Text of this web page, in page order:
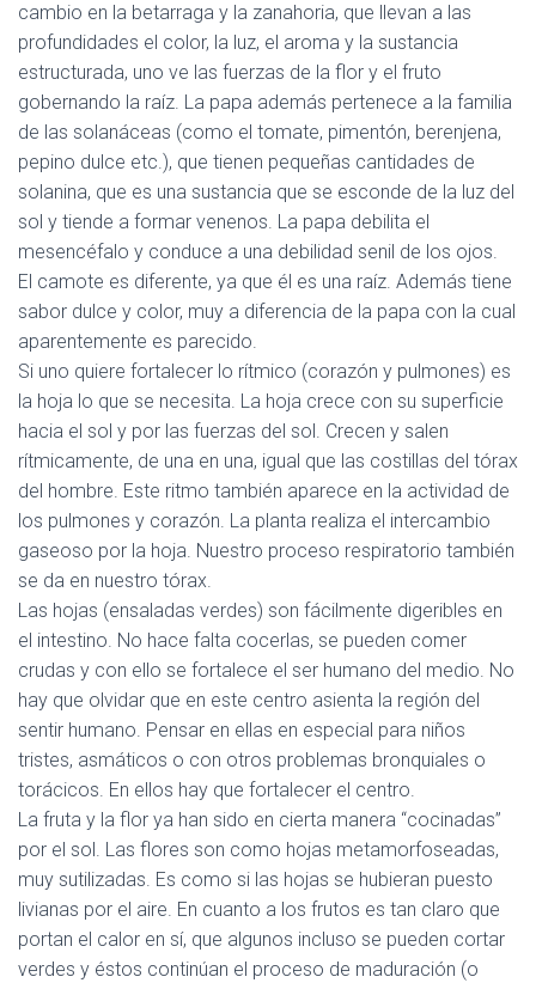
cambio en la betarraga y la zanahoria, que llevan a las
profundidades el color, la luz, el aroma y la sustancia
estructurada, uno ve las fuerzas de la flor y el fruto
gobernando la raíz. La papa además pertenece a la familia
de las solanáceas (como el tomate, pimentón, berenjena,
pepino dulce etc.), que tienen pequeñas cantidades de
solanina, que es una sustancia que se esconde de la luz del
sol y tiende a formar venenos. La papa debilita el
mesencéfalo y conduce a una debilidad senil de los ojos.
El camote es diferente, ya que él es una raíz. Además tiene
sabor dulce y color, muy a diferencia de la papa con la cual
aparentemente es parecido.
Si uno quiere fortalecer lo rítmico (corazón y pulmones) es
la hoja lo que se necesita. La hoja crece con su superficie
hacia el sol y por las fuerzas del sol. Crecen y salen
rítmicamente, de una en una, igual que las costillas del tórax
del hombre. Este ritmo también aparece en la actividad de
los pulmones y corazón. La planta realiza el intercambio
gaseoso por la hoja. Nuestro proceso respiratorio también
se da en nuestro tórax.
Las hojas (ensaladas verdes) son fácilmente digeribles en
el intestino. No hace falta cocerlas, se pueden comer
crudas y con ello se fortalece el ser humano del medio. No
hay que olvidar que en este centro asienta la región del
sentir humano. Pensar en ellas en especial para niños
tristes, asmáticos o con otros problemas bronquiales o
torácicos. En ellos hay que fortalecer el centro.
La fruta y la flor ya han sido en cierta manera “cocinadas”
por el sol. Las flores son como hojas metamorfoseadas,
muy sutilizadas. Es como si las hojas se hubieran puesto
livianas por el aire. En cuanto a los frutos es tan claro que
portan el calor en sí, que algunos incluso se pueden cortar
verdes y éstos continúan el proceso de maduración (o